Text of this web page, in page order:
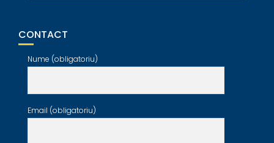
CONTACT
Nume (obligatoriu)
Email (obligatoriu)